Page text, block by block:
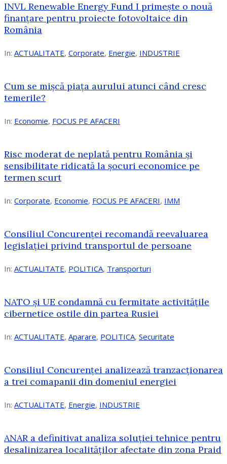
INVL Renewable Energy Fund I primește o nouă
finanțare pentru proiecte fotovoltaice din
România
In: ACTUALITATE, Corporate, Energie, INDUSTRIE
Cum se mișcă piața aurului atunci când cresc
temerile?
In: Economie, FOCUS PE AFACERI
Risc moderat de neplată pentru România și
sensibilitate ridicată la șocuri economice pe
termen scurt
In: Corporate, Economie, FOCUS PE AFACERI, IMM
Consiliul Concurenței recomandă reevaluarea
legislației privind transportul de persoane
In: ACTUALITATE, POLITICA, Transporturi
NATO și UE condamnă cu fermitate activitățile
cibernetice ostile din partea Rusiei
In: ACTUALITATE, Aparare, POLITICA, Securitate
Consiliul Concurenţei analizează tranzacționarea
a trei comapanii din domeniul energiei
In: ACTUALITATE, Energie, INDUSTRIE
ANAR a definitivat analiza soluției tehnice pentru
desalinizarea localităților afectate din zona Praid